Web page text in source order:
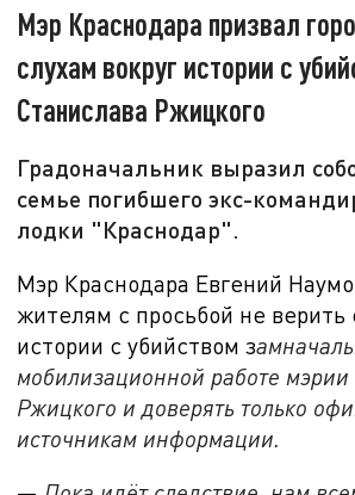
Мэр Краснодара призвал
слухам вокруг истории с
Станислава Ржицкого
Градоначальник выразил
семье погибшего экс-
лодки "Краснодар".
Мэр Краснодара Евгений
жителям с просьбой не верить
истории с убийством з
мобилизационной работе мэрии
Ржицкого и доверять только
источникам информации.